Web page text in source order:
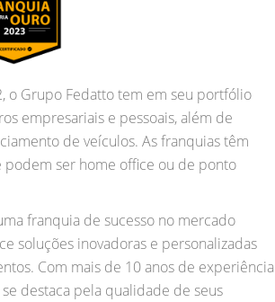
o Grupo Fedatto tem em seu portfólio
empresariais e pessoais, além de
de veículos. As franquias têm
podem ser home office ou de ponto
franquia de sucesso no mercado
soluções inovadoras e personalizadas
Com mais de 10 anos de experiência
destaca pela qualidade de seus